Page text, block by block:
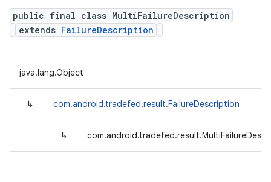
public final class MultiFailureDescription
extends FailureDescription
java.lang.Object
↳ com.android.tradefed.result.FailureDescription
↳